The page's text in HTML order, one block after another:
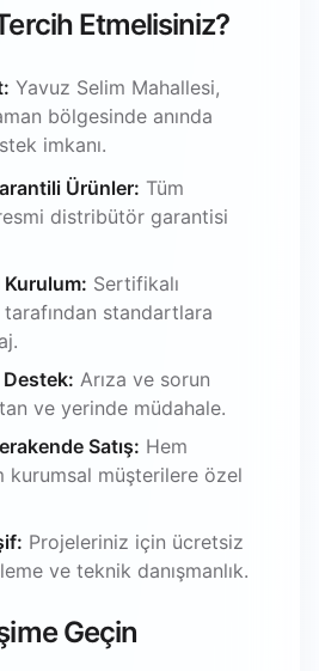
Etmelisiniz?
Yavuz Selim Mahallesi,
bölgesinde anında
imkanı.
Ürünler: Tüm
distribütör garantisi
Sertifikalı
standartlara
Arıza ve sorun
ve yerinde müdahale.
Satış: Hem
kurumsal müşterilere özel
Projeleriniz için ücretsiz
ve teknik danışmanlık.
Geçin